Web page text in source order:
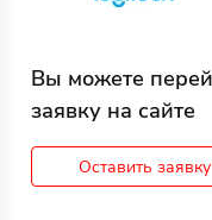
Вы можете
заявку на сайте
Оставить заявку